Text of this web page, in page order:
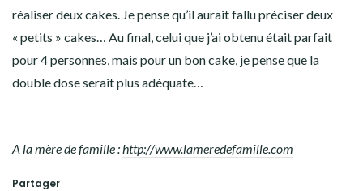
réaliser deux cakes. Je pense qu’il aurait fallu préciser deux
« petits » cakes… Au final, celui que j’ai obtenu était parfait
pour 4 personnes, mais pour un bon cake, je pense que la
double dose serait plus adéquate…
A la mère de famille : http://www.lameredefamille.com
Partager